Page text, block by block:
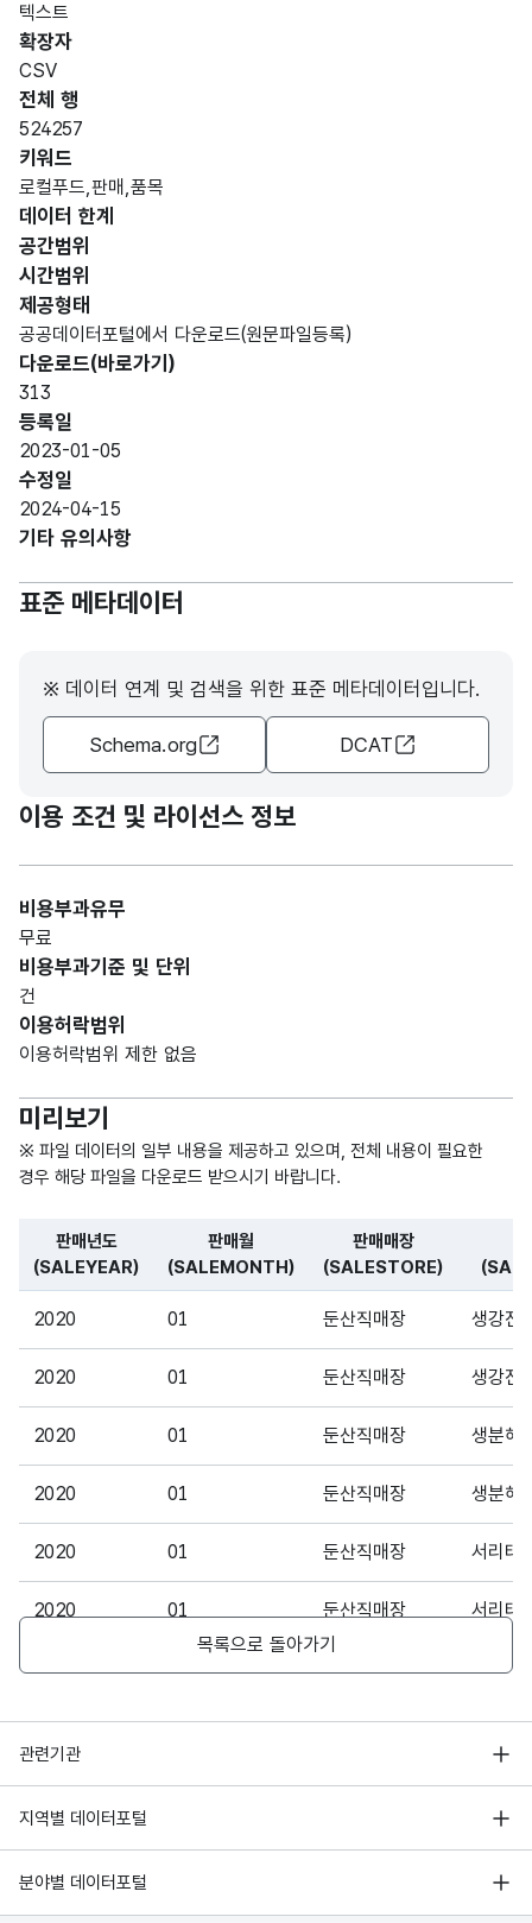
데이터 항목 표로 항목명, 항목명(영문명), 항목 설명, 도메인
항목
명
판매
년도
(SAL
EYE
AR)
판매
월
(SAL
EMO
NTH
)
가변
매장
(SAL
ORE)
R)
품목
(SAL
EPR
ODU
판매
품목
가변
문자
CHA
판매
단위
(SAL
EUN
판매
단가
EUN
ITP
RIC
E)
단가
가변
문자
(VAR
CHA
2048
판매
수량
(SAL
EQY)
판매
수량
가변
문자
형
(VAR
CHA
R)
2048
금액
EPRI
판매
가변
문자
형
R)
텍스트
확장자
CSV
전체 행
524257
키워드
로컬푸드,판매,품목
데이터 한계
공간범위
시간범위
제공형태
공공데이터포털에서 다운로드(원문파일등록)
다운로드(바로가기)
313
등록일
2023-01-05
수정일
2024-04-15
기타 유의사항
표준 메타데이터
※ 데이터 연계 및 검색을 위한 표준 메타데이터입니다.
Schema.org DCAT
이용 조건 및 라이선스 정보
비용부과유무
무료
비용부과기준 및 단위
건
이용허락범위
이용허락범위 제한 없음
미리보기
※ 파일 데이터의 일부 내용을 제공하고 있으며, 전체 내용이 필요한
경우 해당 파일을 다운로드 받으시기 바랍니다.
파일 데이터의 일부 내용의 표로 센터명, 프로그램명, 강습요일
판매년도
(SALEYEAR)
판매월
(SALEMONTH)
판매매장
(SALESTORE)
2020 01 둔산직매장 생강진
2020 01 둔산직매장 생강진
2020 01 둔산직매장 생분해
2020 01 둔산직매장 생분해
2020 01 둔산직매장 서리태
2020 01 둔산직매장 서리태
2020 01 둔산직매장 서리태
2020 01 둔산직매장 서목태
2020 01 둔산직매장 서목태
목록으로 돌아가기
관련기관
행정안전부
한국지능정보사회진흥원
국가정보자원관리원
지역별 데이터포털
서울 열린데이터광장
경기데이터드림
분야별 데이터포털
기상자료개방포털